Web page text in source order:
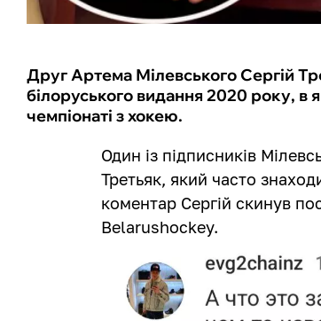
Друг Артема Мілевського Сергій
білоруського видання 2020 року, в
чемпіонаті з хокею.
Один із підписників
Третьяк, який часто
коментар Сергій скинув
Belarushockey.